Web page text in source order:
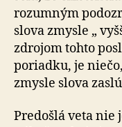
rozumným
slova zmysle „
zdrojom tohto
poriadku, je
zmysle slova
Predošlá veta nie